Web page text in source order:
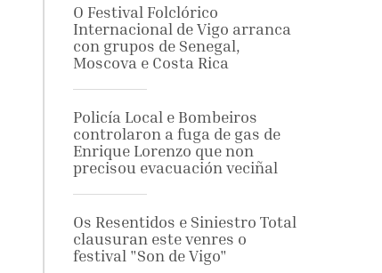
O Festival Folclórico
Internacional de Vigo arranca
con grupos de Senegal,
Moscova e Costa Rica
Policía Local e Bombeiros
controlaron a fuga de gas de
Enrique Lorenzo que non
precisou evacuación veciñal
Os Resentidos e Siniestro Total
clausuran este venres o
festival "Son de Vigo"